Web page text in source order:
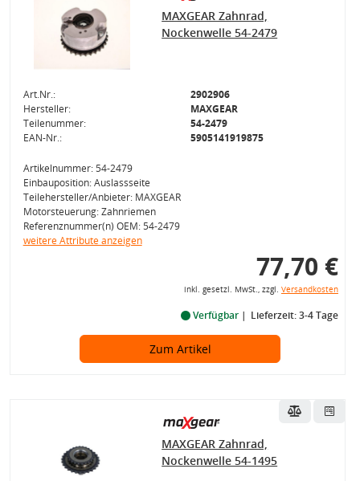
MAXGEAR Zahnrad,
Nockenwelle 54-2479
Art.Nr.:
2902906
Hersteller:
MAXGEAR
Teilenummer:
54-2479
EAN-Nr.:
5905141919875
Artikelnummer: 54-2479
Einbauposition: Auslassseite
Teilehersteller/Anbieter: MAXGEAR
Motorsteuerung: Zahnriemen
Referenznummer(n) OEM: 54-2479
weitere Attribute anzeigen
77,70 €
inkl. gesetzl. MwSt., zzgl. Versandkosten
Verfügbar Lieferzeit: 3-4 Tage
Zum Artikel
MAXGEAR Zahnrad,
Nockenwelle 54-1495